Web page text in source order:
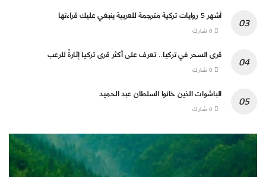
أشهر 5 روايات تركية مترجمة للعربية ينبغي عليك قراءتها
قرى السحر في تركيا.. تعرف على أكثر قرى تركيا إثارةً للرعب
الباشوات الذين خانوا السلطان عبد الحميد